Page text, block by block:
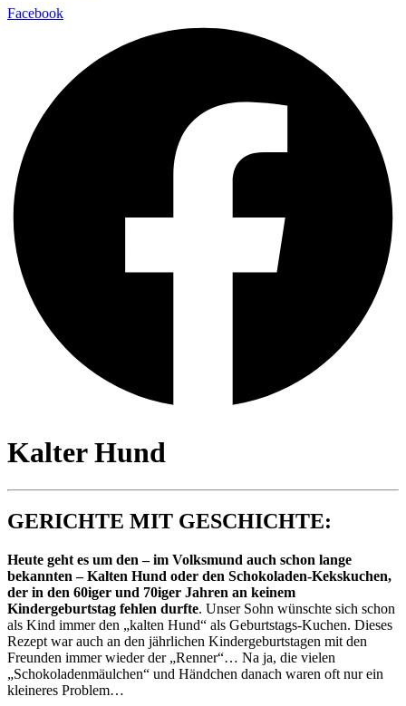
Facebook
Kalter Hund
GERICHTE MIT GESCHICHTE:
Heute geht es um den – im Volksmund auch schon lange
bekannten – Kalten Hund oder den Schokoladen-Kekskuchen,
der in den 60iger und 70iger Jahren an keinem
Kindergeburtstag fehlen durfte. Unser Sohn wünschte sich schon
als Kind immer den „kalten Hund“ als Geburtstags-Kuchen. Dieses
Rezept war auch an den jährlichen Kindergeburtstagen mit den
Freunden immer wieder der „Renner“… Na ja, die vielen
„Schokoladenmäulchen“ und Händchen danach waren oft nur ein
kleineres Problem…